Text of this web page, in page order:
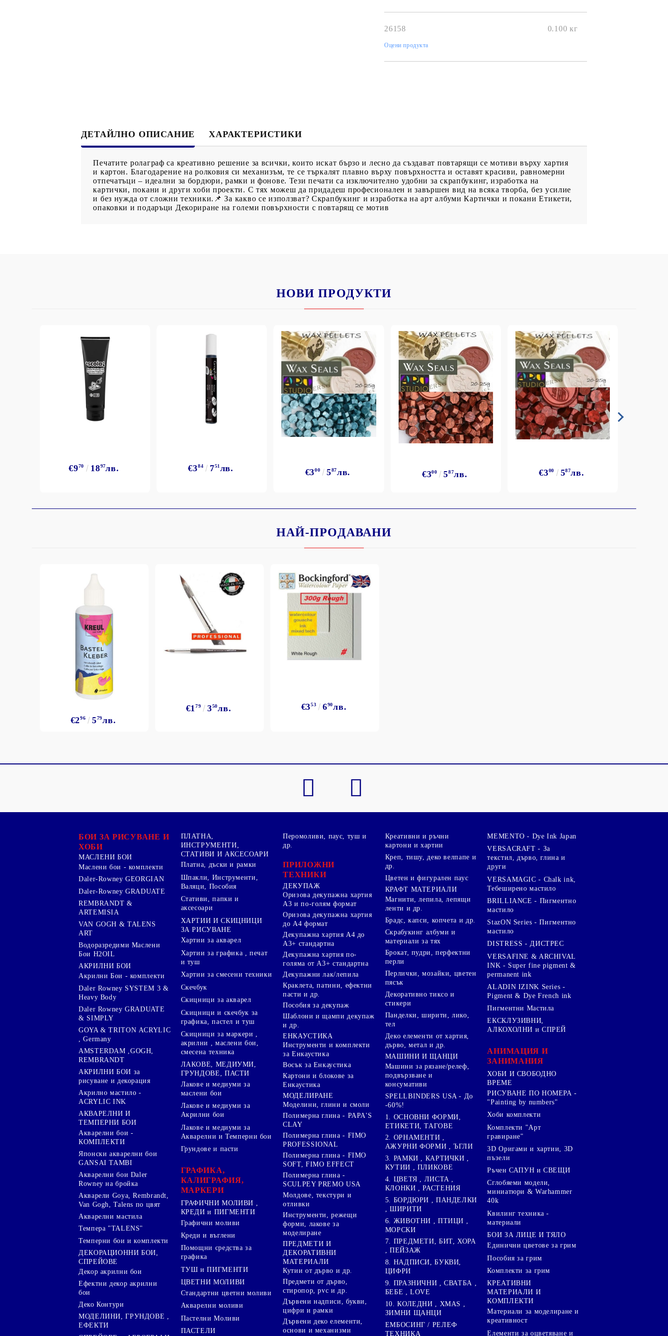
BGN
EN
Комплекти и помощни материали за текстил
LOVE
10. КОЛЕДНИ , XMAS , ЗИМНИ
VERSAMAGIC - Chalk ink,
Тебеширено мастило
BRILLIANCE - Пигментно мастило
ПОЛИМЕРНИ ПЕЧАТИ И
ВОСЪЦИ
Цветни и крафт картони / хартии
Креативни и ръчни картони и хартии
Креп, тишу, деко велпапе и др.
Цветен и фигурален паус
Шаблони за релеф и оцветяване с
Инструменти за релеф
Папки за релеф и ембос плочи
26158 0.100 кг
Оцени продукта
ДЕТАЙЛНО ОПИСАНИЕ ХАРАКТЕРИСТИКИ
Печатите ролаграф са креативно решение за всички, които искат бързо и лесно да създават повтарящи се мотиви върху хартия
и картон. Благодарение на ролковия си механизъм, те се търкалят плавно върху повърхността и оставят красиви, равномерни
отпечатъци – идеални за бордюри, рамки и фонове. Тези печати са изключително удобни за скрапбукинг, изработка на
картички, покани и други хоби проекти. С тях можеш да придадеш професионален и завършен вид на всяка творба, без усилие
и без нужда от сложни техники.📌 За какво се използват? Скрапбукинг и изработка на арт албуми Картички и покани Етикети,
опаковки и подаръци Декориране на големи повърхности с повтарящ се мотив
НОВИ ПРОДУКТИ
€970 1897лв. €384 751лв. €300 587лв. €300 587лв. €300 587лв.
НАЙ-ПРОДАВАНИ
€296 579лв.
€179 350лв. €353 690лв.
БОИ ЗА РИСУВАНЕ И
ХОБИ
МАСЛЕНИ БОИ
Маслени бои - комплекти
Daler-Rowney GEORGIAN
Daler-Rowney GRADUATE
REMBRANDT &
ARTEMISIA
VAN GOGH & TALENS
ART
Водоразредими Маслени
Бои H2OIL
АКРИЛНИ БОИ
Акрилни Бои - комплекти
Daler Rowney SYSTEM 3 &
Heavy Body
Daler Rowney GRADUATE
& SIMPLY
GOYA & TRITON АCRYLIC
, Germany
AMSTERDAM ,GOGH,
REMBRANDT
АКРИЛНИ БОИ за
рисуване и декорация
Акрилно мастило -
ACRYLIC INK
АКВАРЕЛНИ И
ТЕМПЕРНИ БОИ
Акварелни бои -
КОМПЛЕКТИ
Японски акварелни бои
GANSAI TAMBI
Акварелни бои Daler
Rowney на бройка
Акварели Goya, Rembrandt,
Van Gogh, Talens по цвят
Акварелни мастила
Темпера "TALENS"
Темперни бои и комплекти
ДЕКОРАЦИОННИ БОИ,
СПРЕЙОВЕ
Декор акрилни бои
Ефектни декор акрилни
бои
Деко Контури
МОДЕЛИНИ, ГРУНДОВЕ ,
ЕФЕКТИ
ПЛАТНА,
ИНСТРУМЕНТИ,
СТАТИВИ И АКСЕСОАРИ
Платна, дъски и рамки
Шпакли, Инструменти,
Валяци, Пособия
Стативи, папки и
аксесоари
ХАРТИИ И СКИЦНИЦИ
ЗА РИСУВАНЕ
Хартии за акварел
Хартии за графика , печат
и туш
Хартии за смесени техники
Скечбук
Скицници за акварел
Скицници и скечбук за
графика, пастел и туш
Скицници за маркери ,
акрилни , маслени бои,
смесена техника
ЛАКОВЕ, МЕДИУМИ,
ГРУНДОВЕ, ПАСТИ
Лакове и медиуми за
маслени бои
Лакове и медиуми за
Акрилни бои
Лакове и медиуми за
Акварелни и Темперни бои
Грундове и пасти
ГРАФИКА,
КАЛИГРАФИЯ,
МАРКЕРИ
ГРАФИЧНИ МОЛИВИ ,
КРЕДИ и ПИГМЕНТИ
Графични моливи
Креди и въглени
Помощни средства за
графика
ТУШ и ПИГМЕНТИ
ЦВЕТНИ МОЛИВИ
Стандартни цветни моливи
Акварелни моливи
Пастелни Моливи
ПАСТЕЛИ
Перомоливи, паус, туш и
др.
ПРИЛОЖНИ
ТЕХНИКИ
ДЕКУПАЖ
Оризова декупажна хартия
А3 и по-голям формат
Оризова декупажна хартия
до А4 формат
Декупажна хартия А4 до
А3+ стандартна
Декупажна хартия по-
голяма от А3+ стандартна
Декупажни лак/лепила
Краклета, патини, ефектни
пасти и др.
Пособия за декупаж
Шаблони и щампи декупаж
и др.
ЕНКАУСТИКА
Инструменти и комплекти
за Енкаустика
Восък за Енкаустика
Картони и блокове за
Енкаустика
МОДЕЛИРАНЕ
Моделини, глини и смоли
Полимерна глина - PAPA'S
CLAY
Полимерна глина - FIMO
PROFESSIONAL
Полимерна глина - FIMO
SOFT, FIMO EFFECT
Полимерна глина -
SCULPEY PREMO USA
Молдове, текстури и
отливки
Инструменти, режещи
форми, лакове за
моделиране
ПРЕДМЕТИ И
ДЕКОРАТИВНИ
МАТЕРИАЛИ
Кутии от дърво и др.
Предмети от дърво,
стиропор, pvc и др.
Дървени надписи, букви,
цифри и рамки
Дървени деко елементи,
основи и механизми
Креативни и ръчни
картони и хартии
Креп, тишу, деко велпапе и
др.
Цветен и фигурален паус
КРАФТ МАТЕРИАЛИ
Магнити, лепила, лепящи
ленти и др.
Брадс, капси, копчета и др.
Скрабукинг албуми и
материали за тях
Брокат, пудри, перфектни
перли
Перлички, мозайки, цветен
пясък
Декоративно тиксо и
стикери
Панделки, ширити, лико,
тел
Деко елементи от хартия,
дърво, метал и др.
МАШИНИ И ЩАНЦИ
Машини за рязане/релеф,
подвързване и
консумативи
SPELLBINDERS USA - До
-60%!
1. ОСНОВНИ ФОРМИ,
ЕТИКЕТИ, ТАГОВЕ
2. ОРНАМЕНТИ ,
АЖУРНИ ФОРМИ , ЪГЛИ
3. РАМКИ , КАРТИЧКИ ,
КУТИИ , ПЛИКОВЕ
4. ЦВЕТЯ , ЛИСТА ,
КЛОНКИ , РАСТЕНИЯ
5. БОРДЮРИ , ПАНДЕЛКИ
, ШИРИТИ
6. ЖИВОТНИ , ПТИЦИ ,
МОРСКИ
7. ПРЕДМЕТИ, БИТ, ХОРА
, ПЕЙЗАЖ
8. НАДПИСИ, БУКВИ,
ЦИФРИ
9. ПРАЗНИЧНИ , СВАТБА ,
БЕБЕ , LOVE
10. КОЛЕДНИ , XMAS ,
ЗИМНИ ЩАНЦИ
ЕМБОСИНГ / РЕЛЕФ
ТЕХНИКА
MEMENTO - Dye Ink Japan
VERSACRAFT - За
текстил, дърво, глина и
други
VERSAMAGIC - Chalk ink,
Тебеширено мастило
BRILLIANCE - Пигментно
мастило
StazON Series - Пигментно
мастило
DISTRESS - ДИСТРЕС
VERSAFINE & ARCHIVAL
INK - Super fine pigment &
permanent ink
ALADIN IZINK Series -
Pigment & Dye French ink
Пигментни Мастила
ЕКСКЛУЗИВНИ,
АЛКОХОЛНИ и СПРЕЙ
АНИМАЦИЯ И
ЗАНИМАНИЯ
ХОБИ И СВОБОДНО
ВРЕМЕ
РИСУВАНЕ ПО НОМЕРА -
"Painting by numbers"
Хоби комплекти
Комплекти "Арт
гравиране"
3D Оригами и хартии, 3D
пъзели
Ръчен САПУН и СВЕЩИ
Сглобяеми модели,
миниатюри & Warhammer
40k
Квилинг техника -
материали
БОИ ЗА ЛИЦЕ И ТЯЛО
Единични цветове за грим
Пособия за грим
Комплекти за грим
КРЕАТИВНИ
МАТЕРИАЛИ И
КОМПЛЕКТИ
Mатериали за моделиране и
креативност
Елементи за оцветяване и